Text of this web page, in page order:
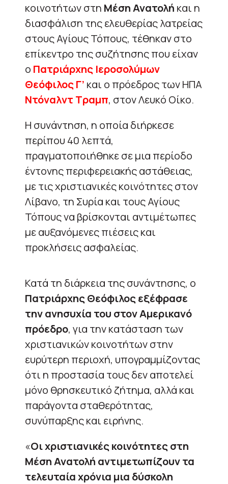
κοινοτήτων στη Μέση Ανατολή και η
διασφάλιση της ελευθερίας λατρείας
στους Αγίους Τόπους, τέθηκαν στο
επίκεντρο της συζήτησης που είχαν
ο Πατριάρχης Ιεροσολύμων
Θεόφιλος Γ’ και ο πρόεδρος των ΗΠΑ
Ντόναλντ Τραμπ, στον Λευκό Οίκο.
Η συνάντηση, η οποία διήρκεσε
περίπου 40 λεπτά,
πραγματοποιήθηκε σε μια περίοδο
έντονης περιφερειακής αστάθειας,
με τις χριστιανικές κοινότητες στον
Λίβανο, τη Συρία και τους Αγίους
Τόπους να βρίσκονται αντιμέτωπες
με αυξανόμενες πιέσεις και
προκλήσεις ασφαλείας.
Κατά τη διάρκεια της συνάντησης, ο
Πατριάρχης Θεόφιλος εξέφρασε
την ανησυχία του στον Αμερικανό
πρόεδρο, για την κατάσταση των
χριστιανικών κοινοτήτων στην
ευρύτερη περιοχή, υπογραμμίζοντας
ότι η προστασία τους δεν αποτελεί
μόνο θρησκευτικό ζήτημα, αλλά και
παράγοντα σταθερότητας,
συνύπαρξης και ειρήνης.
«Οι χριστιανικές κοινότητες στη
Μέση Ανατολή αντιμετωπίζουν τα
τελευταία χρόνια μια δύσκολη